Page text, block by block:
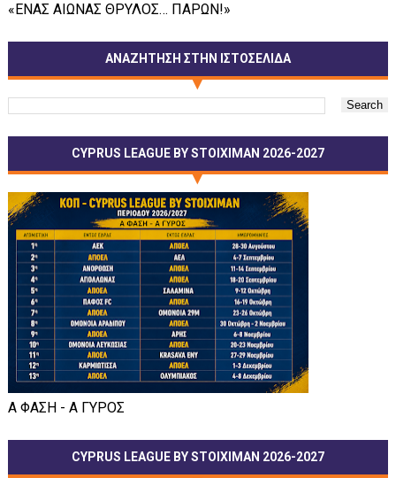
«ΕΝΑΣ ΑΙΩΝΑΣ ΘΡΥΛΟΣ… ΠΑΡΩΝ!»
ΑΝΑΖΗΤΗΣΗ ΣΤΗΝ ΙΣΤΟΣΕΛΙΔΑ
CYPRUS LEAGUE BY STOIXIMAN 2026-2027
Α ΦΑΣΗ - Α ΓΥΡΟΣ
CYPRUS LEAGUE BY STOIXIMAN 2026-2027